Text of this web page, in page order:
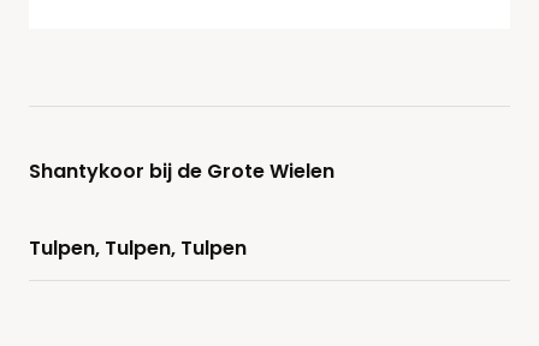
Shantykoor bij de Grote Wielen
Tulpen, Tulpen, Tulpen